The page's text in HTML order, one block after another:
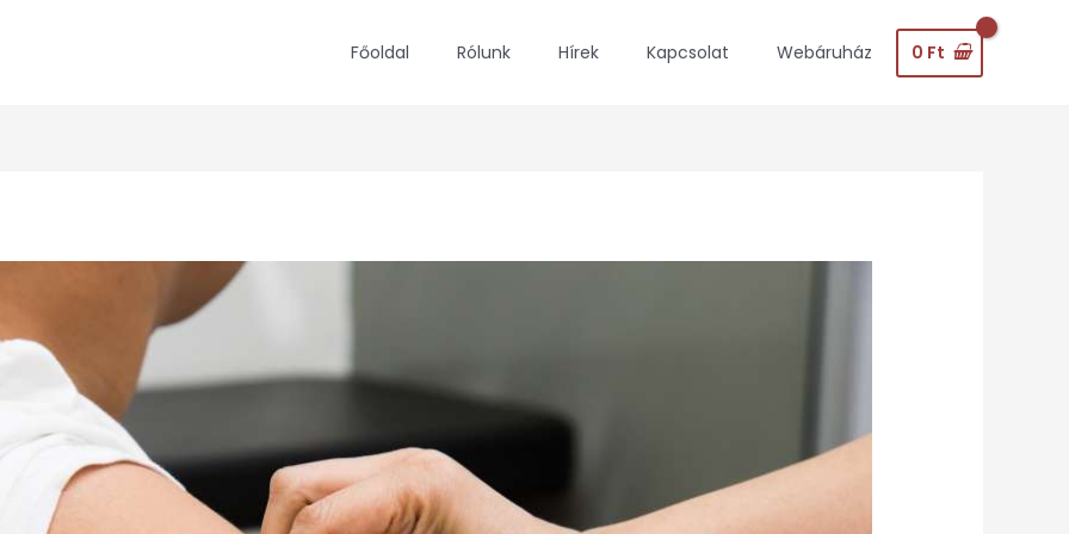
Főoldal Rólunk Hírek Kapcsolat Webáruház 0 Ft